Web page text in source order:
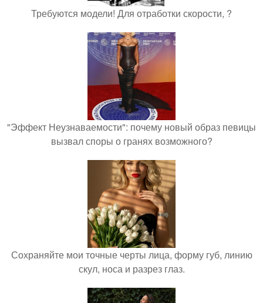
Требуются модели! Для отработки скорости, ?
"Эффект Неузнаваемости": почему новый образ певицы
вызвал споры о гранях возможного?
Сохраняйте мои точные черты лица, форму губ, линию
скул, носа и разрез глаз.